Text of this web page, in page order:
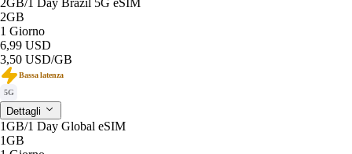
2GB
1 Giorno
6,99 USD
3,50 USD/GB
Bassa latenza
5G
Dettagli
1GB/1 Day Global eSIM
1GB